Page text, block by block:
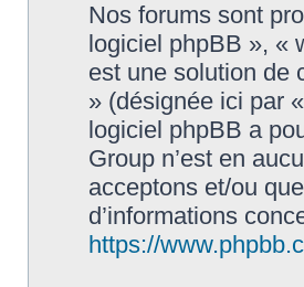
Nos forums sont
logiciel phpBB », «
est une solution de
» (désignée ici par
logiciel phpBB a
Group n’est en
acceptons et/ou
d’informations
https://